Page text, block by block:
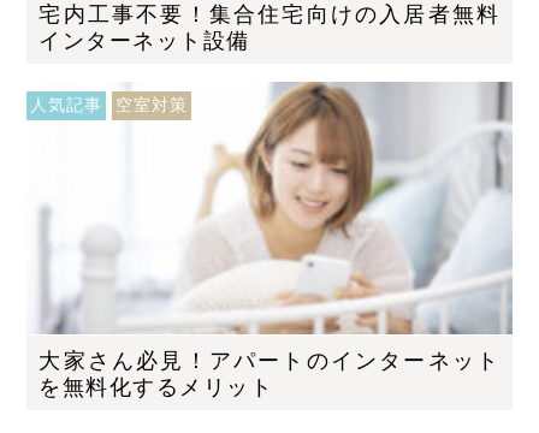
宅内工事不要！集合住宅向けの入居者無料
インターネット設備
人気記事 空室対策
大家さん必見！アパートのインターネット
を無料化するメリット